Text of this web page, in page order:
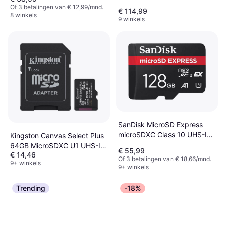
Of 3 betalingen van € 12,99/mnd.
8 winkels
€ 114,99
9 winkels
Kingston Canvas Select Plus
64GB MicroSDXC U1 UHS-I
Geheugenkaart
€ 14,46
9+ winkels
SanDisk MicroSD Express
microSDXC Class 10 UHS-I
128GB
€ 55,99
Of 3 betalingen van € 18,66/mnd.
9+ winkels
Trending -18%